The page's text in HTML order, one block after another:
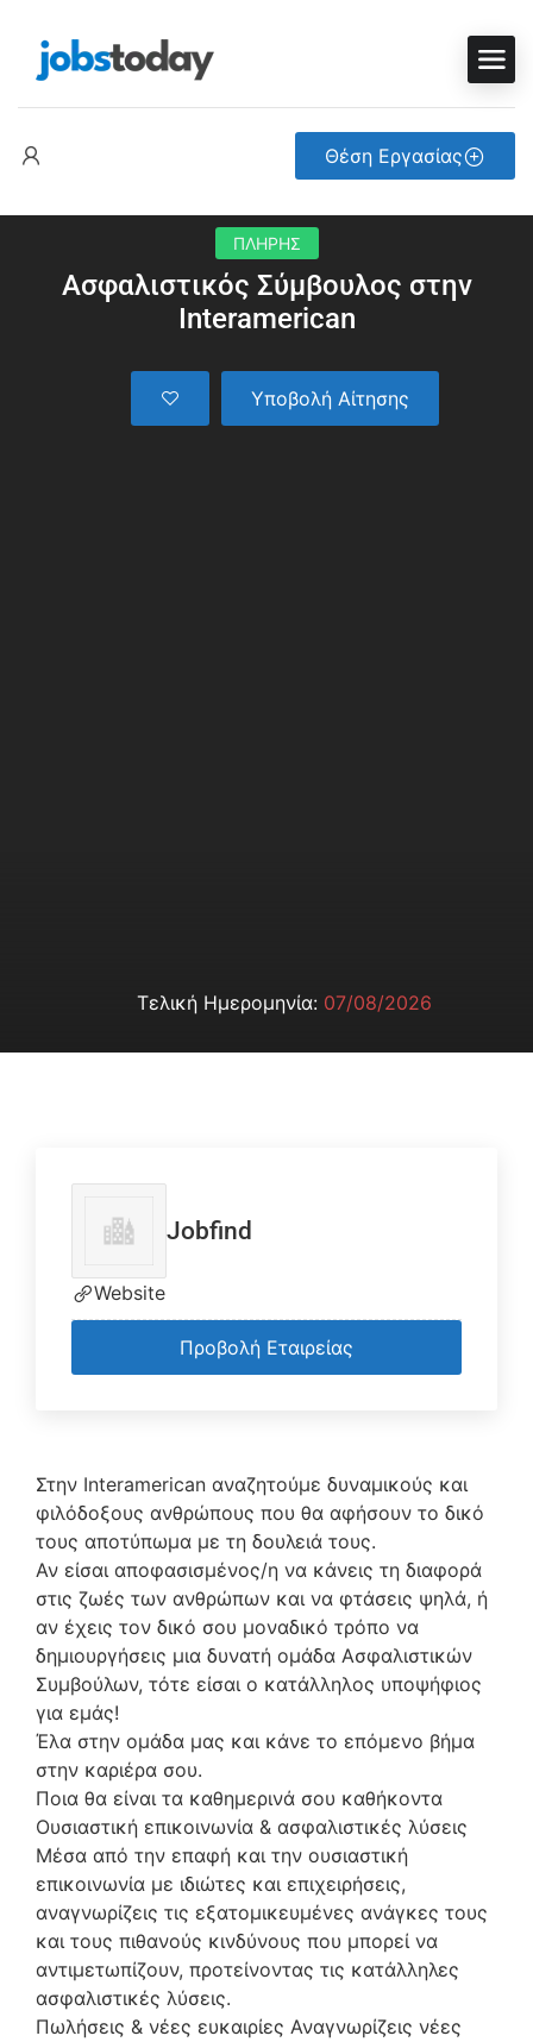
Θέση Εργασίας
ΠΛΗΡΗΣ
Ασφαλιστικός Σύμβουλος στην
Interamerican
Υποβολή Αίτησης
Τελική Ημερομηνία: 07/08/2026
Στην Interamerican αναζητούμε δυναμικούς και
φιλόδοξους ανθρώπους που θα αφήσουν το δικό
τους αποτύπωμα με τη δουλειά τους.
Αν είσαι αποφασισμένος/η να κάνεις τη διαφορά
στις ζωές των ανθρώπων και να φτάσεις ψηλά, ή
αν έχεις τον δικό σου μοναδικό τρόπο να
δημιουργήσεις μια δυνατή ομάδα Ασφαλιστικών
Συμβούλων, τότε είσαι ο κατάλληλος υποψήφιος
για εμάς!
Έλα στην ομάδα μας και κάνε το επόμενο βήμα
στην καριέρα σου.
Ποια θα είναι τα καθημερινά σου καθήκοντα
Ουσιαστική επικοινωνία & ασφαλιστικές λύσεις
Μέσα από την επαφή και την ουσιαστική
επικοινωνία με ιδιώτες και επιχειρήσεις,
αναγνωρίζεις τις εξατομικευμένες ανάγκες τους
και τους πιθανούς κινδύνους που μπορεί να
αντιμετωπίζουν, προτείνοντας τις κατάλληλες
ασφαλιστικές λύσεις.
Πωλήσεις & νέες ευκαιρίες Αναγνωρίζεις νέες
Jobfind
Website
Προβολή Εταιρείας